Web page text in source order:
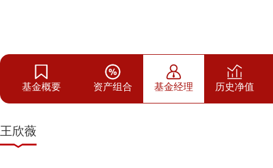
基金概要 资产组合 基金经理 历史净值
王欣薇